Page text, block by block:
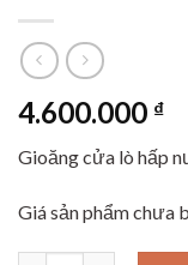
4.600.000 ₫
Gioăng cửa lò hấp
Giá sản phẩm chưa